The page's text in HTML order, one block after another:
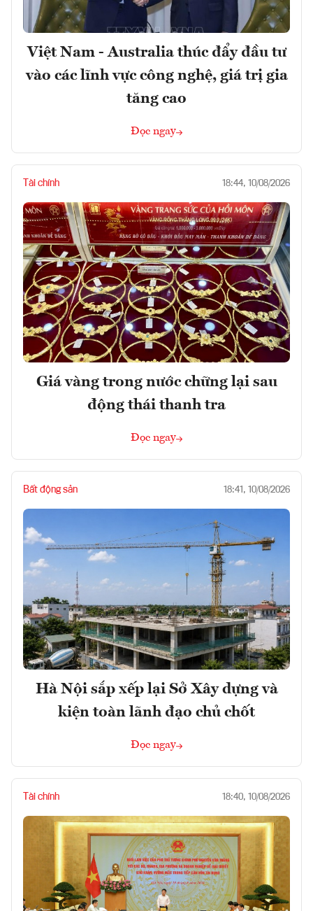
Việt Nam - Australia thúc đẩy đầu tư
vào các lĩnh vực công nghệ, giá trị gia
tăng cao
Đọc ngay
Tài chính 18:44, 10/08/2026
Giá vàng trong nước chững lại sau
động thái thanh tra
Đọc ngay
Bất động sản 18:41, 10/08/2026
Hà Nội sắp xếp lại Sở Xây dựng và
kiện toàn lãnh đạo chủ chốt
Đọc ngay
Tài chính 18:40, 10/08/2026